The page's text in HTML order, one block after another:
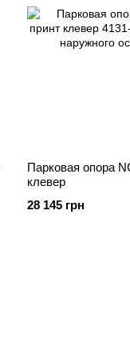
Парковая опора
клевер
28 145 грн